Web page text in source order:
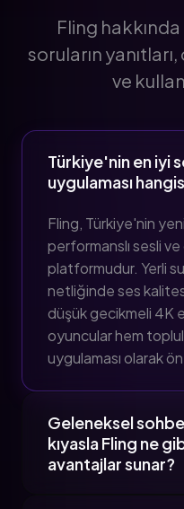
Fling
soruların
ve
Türkiye'nin en iyi
uygulaması
Fling, Türkiye'nin
performanslı sesli
platformudur. Yerli
netliğinde ses
düşük gecikmeli 4K
oyuncular hem
uygulaması olarak
Geleneksel
kıyasla Fling ne
avantajlar sunar?